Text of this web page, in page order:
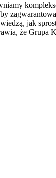
jak
że Grupa